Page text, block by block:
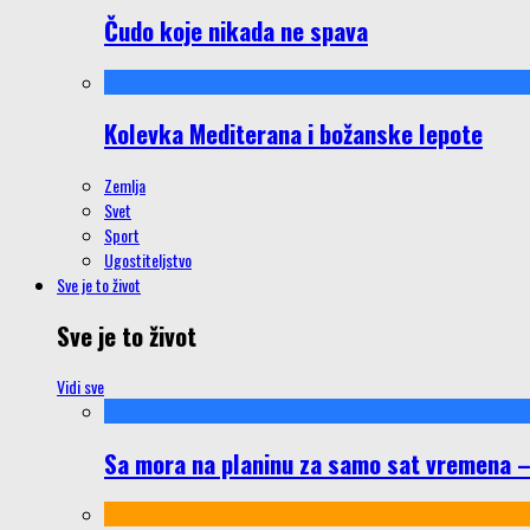
Čudo koje nikada ne spava
Kolevka Mediterana i božanske lepote
Zemlja
Svet
Sport
Ugostiteljstvo
Sve je to život
Sve je to život
Vidi sve
Sa mora na planinu za samo sat vremena